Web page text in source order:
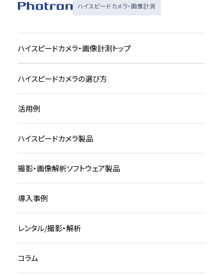
ハイスピードカメラ・画像計測
ハイスピードカメラ・画像計測トップ
ハイスピードカメラの選び方
活用例
ハイスピードカメラ製品
撮影・画像解析ソフトウェア製品
導入事例
レンタル/撮影・解析
コラム